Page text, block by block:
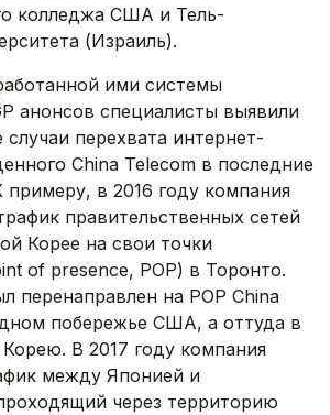
колледжа США и Тель-
(Израиль).
ими системы
анонсов специалисты выявили
перехвата интернет-
China Telecom в последние
примеру, в 2016 году компания
правительственных сетей
Корее на свои точки
of presence, POP) в Торонто.
перенаправлен на POP China
побережье США, а оттуда в
В 2017 году компания
между Японией и
через территорию